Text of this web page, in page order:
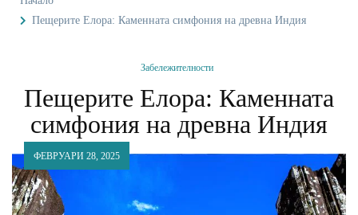
Пещерите Елора: Каменната симфония на древна Индия
Забележителности
Пещерите Елора: Каменната
симфония на древна Индия
ФЕВРУАРИ 28, 2025